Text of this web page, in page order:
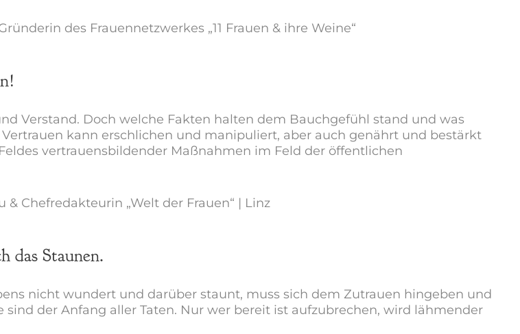
des Frauennetzwerkes „11 Frauen & ihre Weine“
Verstand. Doch welche Fakten halten dem Bauchgefühl stand und was
kann erschlichen und manipuliert, aber auch genährt und bestärkt
vertrauensbildender Maßnahmen im Feld der öffentlichen
Chefredakteurin „Welt der Frauen“ | Linz
h das Staunen.
nicht wundert und darüber staunt, muss sich dem Zutrauen hingeben und
der Anfang aller Taten. Nur wer bereit ist aufzubrechen, wird lähmender